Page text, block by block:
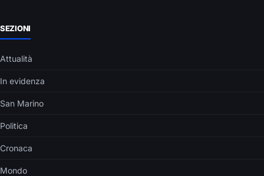
SEZIONI
Attualità
In evidenza
San Marino
Politica
Cronaca
Mondo